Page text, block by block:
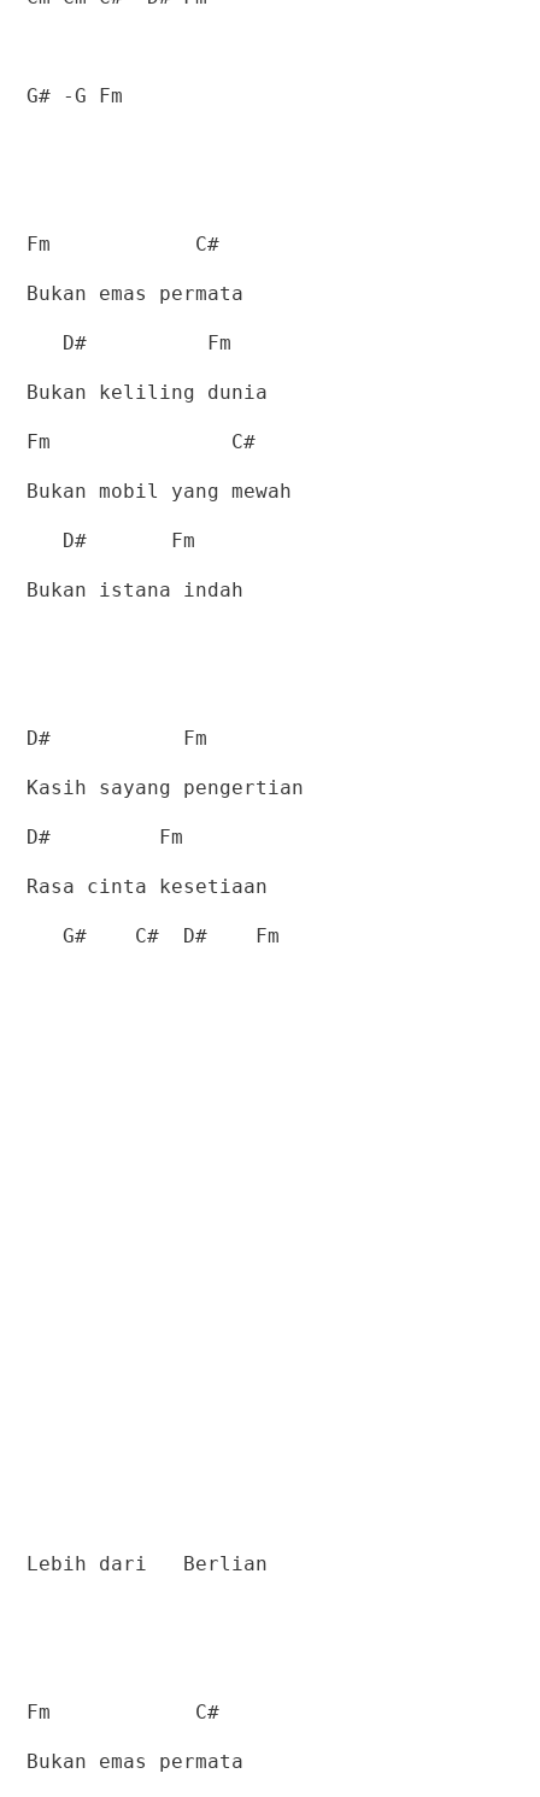
G# -G Fm
Fm C#
Bukan emas permata
D# Fm
Bukan keliling dunia
Fm C#
Bukan mobil yang mewah
D# Fm
Bukan istana indah
D# Fm
Kasih sayang pengertian
D# Fm
Rasa cinta kesetiaan
G# C# D# Fm
Lebih dari Berlian
Fm C#
Bukan emas permata